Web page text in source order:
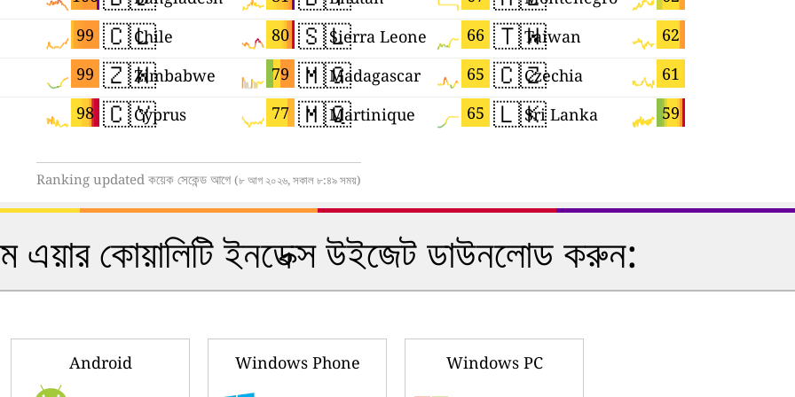
99
99
98
🇨🇱 80
Chile
🇿🇼 79
Zimbabwe
🇨🇾 77
Cyprus
🇸🇱 66
Sierra Leone
🇲🇬 65
Madagascar
🇲🇶 65
Martinique
🇹🇼 62
Taiwan
🇨🇿 61
Czechia
🇱🇰 59
Sri Lanka
Ranking updated কয়েক সেকেন্ড আগে (৮ আগ ২০২৬, সকাল ৮:৪৯ সময়)
এয়ার কোয়ালিটি ইনডেক্স উইজেট ডাউনলোড করুন:
Android Windows Phone Windows PC